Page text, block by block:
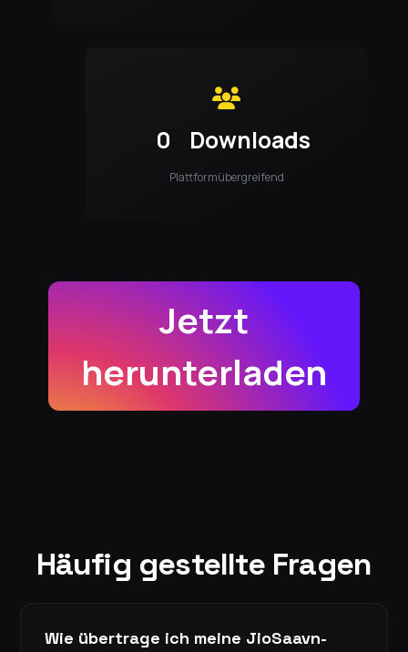
0 Downloads
Plattformübergreifend
Jetzt
herunterladen
Häufig gestellte Fragen
Wie übertrage ich meine JioSaavn-